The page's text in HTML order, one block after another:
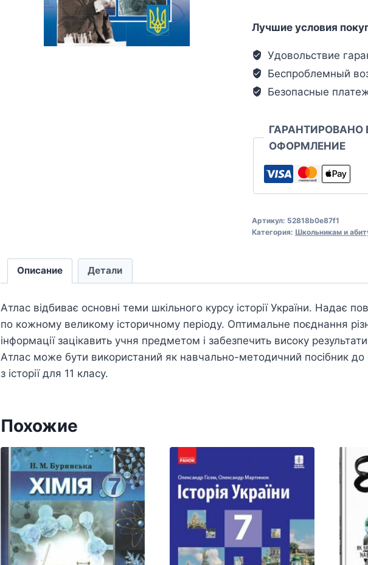
Лучшие условия
Удовольствие
Беспроблемный
Безопасные
ГАРАНТИРОВАНО
ОФОРМЛЕНИЕ
Артикул: 52818b0e87f1
Категория: Школьникам и
Описание Детали
Атлас відбиває основні теми шкільного курсу історії України. Надає
по кожному великому історичному періоду. Оптимальне поєднання
інформації зацікавить учня предметом і забезпечить високу
Атлас може бути використаний як навчально-методичний посібник до
з історії для 11 класу.
Похожие